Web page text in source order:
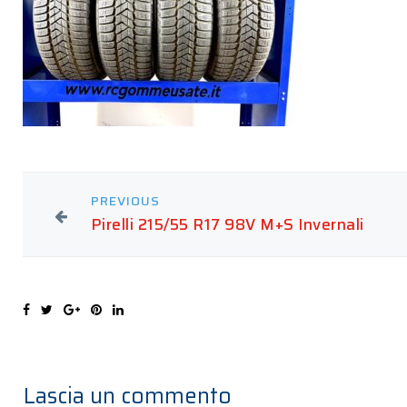
PREVIOUS
Pirelli 215/55 R17 98V M+S Invernali
Lascia un commento